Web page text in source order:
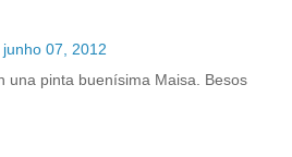
07, 2012
una pinta buenísima Maisa. Besos